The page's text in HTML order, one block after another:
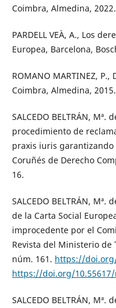
Coimbra, Almedina, 2022.
PARDELL VEÀ, A., Los
Europea, Barcelona,
ROMANO MARTINEZ,
Coimbra, Almedina, 2015.
SALCEDO BELTRÁN,
procedimiento de
praxis iuris garantizando
Coruñés de Derecho
16.
SALCEDO BELTRÁN,
de la Carta Social
improcedente por el
Revista del Ministerio de
núm. 161. https://
https://doi.org/10.55617/
SALCEDO BELTRÁN, Mª.